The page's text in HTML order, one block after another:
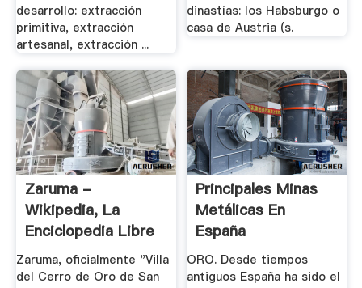
desarrollo: extracción
primitiva, extracción
artesanal, extracción ...
dinastías: los Habsburgo o
casa de Austria (s.
Zaruma -
Wikipedia, La
Enciclopedia Libre
Zaruma, oficialmente "Villa
del Cerro de Oro de San
Principales Minas
Metálicas En
España
ORO. Desde tiempos
antiguos España ha sido el